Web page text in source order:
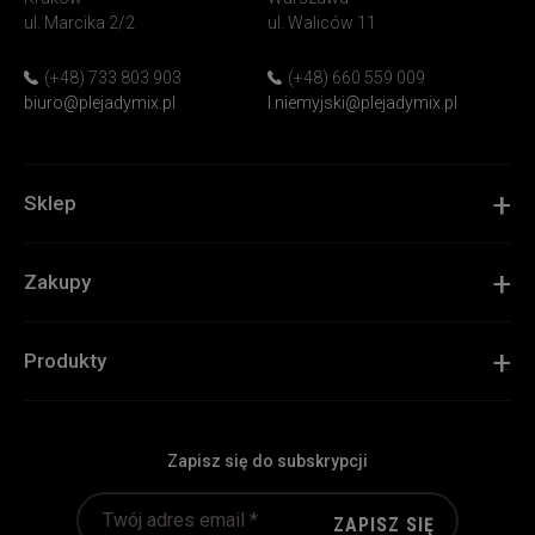
&
ul. Marcika 2/2
(+48) 733 803 903
biuro@plejadymix.pl
ul. Waliców 11
(+48) 660 559 009
l.niemyjski@plejadymix.pl
Sklep
Zakupy
Produkty
Zapisz się do subskrypcji